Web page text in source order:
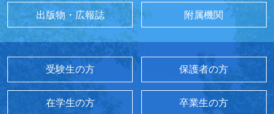
出版物・広報誌 附属機関
受験生の方 保護者の方
在学生の方 卒業生の方